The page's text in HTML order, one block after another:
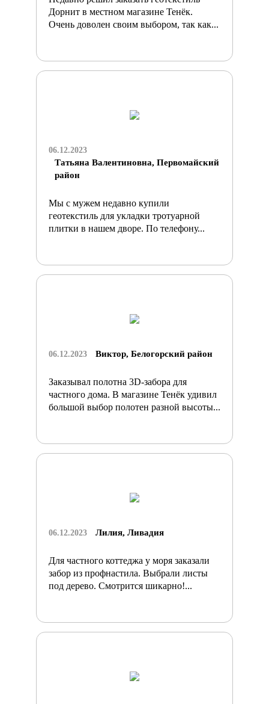
Дорнит в местном магазине Тенёк.
Очень доволен своим выбором, так как...
06.12.2023
Татьяна Валентиновна, Первомайский
район
Мы с мужем недавно купили
геотекстиль для укладки тротуарной
плитки в нашем дворе. По телефону...
06.12.2023 Виктор, Белогорский район
Заказывал полотна 3D-забора для
частного дома. В магазине Тенёк удивил
большой выбор полотен разной высоты...
06.12.2023 Лилия, Ливадия
Для частного коттеджа у моря заказали
забор из профнастила. Выбрали листы
под дерево. Смотрится шикарно!...